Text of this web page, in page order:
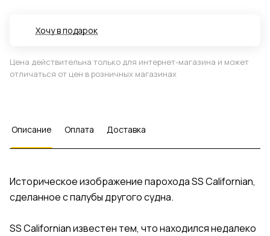
Хочу в подарок
Цена действительна только для интернет-магазина и может
отличаться от цен в розничных магазинах
Описание Оплата Доставка
Историческое изображение парохода SS Californian,
сделанное с палубы другого судна.
SS Californian известен тем, что находился недалеко